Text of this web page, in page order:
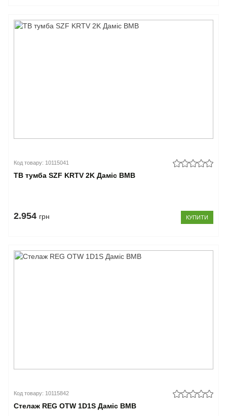
Код товару: 10115041
ТВ тумба SZF KRTV 2K Даміс ВМВ
2.954 грн КУПИТИ
Код товару: 10115842
Стелаж REG OTW 1D1S Даміс ВМВ